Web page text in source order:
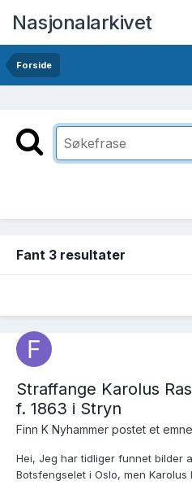
Nasjonalarkivet
Forside
Fant 3 resultater
Straffange Karolus
f. 1863 i Stryn
Finn K Nyhammer postet et
Hei, Jeg har tidliger funnet bilder
Botsfengselet i Oslo, men